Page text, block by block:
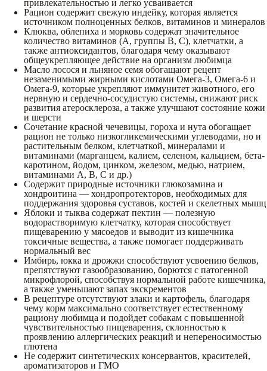
привлекательностью и легко усваивается
Рацион содержит свежую индейку, которая является
источником полноценных белков, витаминов и минералов
Клюква, облепиха и морковь содержат значительное
количество витаминов (А, группы В, С), клетчатки, а
также антиоксидантов, благодаря чему оказывают
общеукрепляющее действие на организм любимца
Масло лосося и льняное семя обогащают рецепт
незаменимыми жирными кислотами Омега-3, Омега-6 и
Омега-9, которые укрепляют иммунитет животного, его
нервную и сердечно-сосудистую системы, снижают риск
развития атеросклероза, а также улучшают состояние кожи
и шерсти
Сочетание красной чечевицы, гороха и нута обогащает
рацион не только низкогликемическими углеводами, но и
растительным белком, клетчаткой, минералами и
витаминами (марганцем, калием, селеном, кальцием, бета-
каротином, йодом, цинком, железом, медью, натрием,
витаминами A, B, С и др.)
Содержит природные источники глюкозамина и
хондроитина — хондропротекторов, необходимых для
поддержания здоровья суставов, костей и скелетных мышц
Яблоки и тыква содержат пектин — полезную
водорастворимую клетчатку, которая способствует
пищеварению у мясоедов и выводит из кишечника
токсичные вещества, а также помогает поддерживать
нормальный вес
Имбирь, юкка и дрожжи способствуют усвоению белков,
препятствуют газообразованию, борются с патогенной
микрофлорой, способствуя нормальной работе кишечника,
а также уменьшают запах экскрементов
В рецептуре отсутствуют злаки и картофель, благодаря
чему корм максимально соответствует естественному
рациону любимца и подойдет собакам с повышенной
чувствительностью пищеварения, склонностью к
проявлению аллергических реакций и непереносимостью
глютена
Не содержит синтетических консервантов, красителей,
ароматизаторов и ГМО